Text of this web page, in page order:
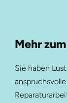
Mehr
Sie haben